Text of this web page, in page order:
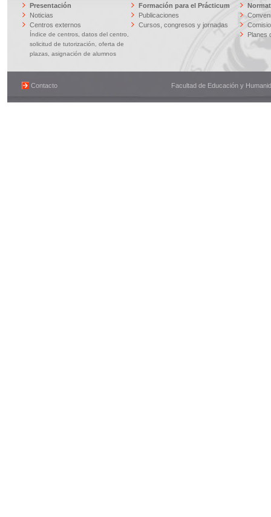
Presentación
Noticias
Centros externos
Índice de centros, datos del centro,
solicitud de tutorización, oferta de
plazas, asignación de alumnos
Formación para el Prácticum
Publicaciones
Cursos, congresos y jornadas
Planes
Contacto Facultad de Educación y